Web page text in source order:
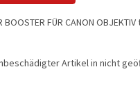
BOOSTER FÜR CANON
Artikel in nicht